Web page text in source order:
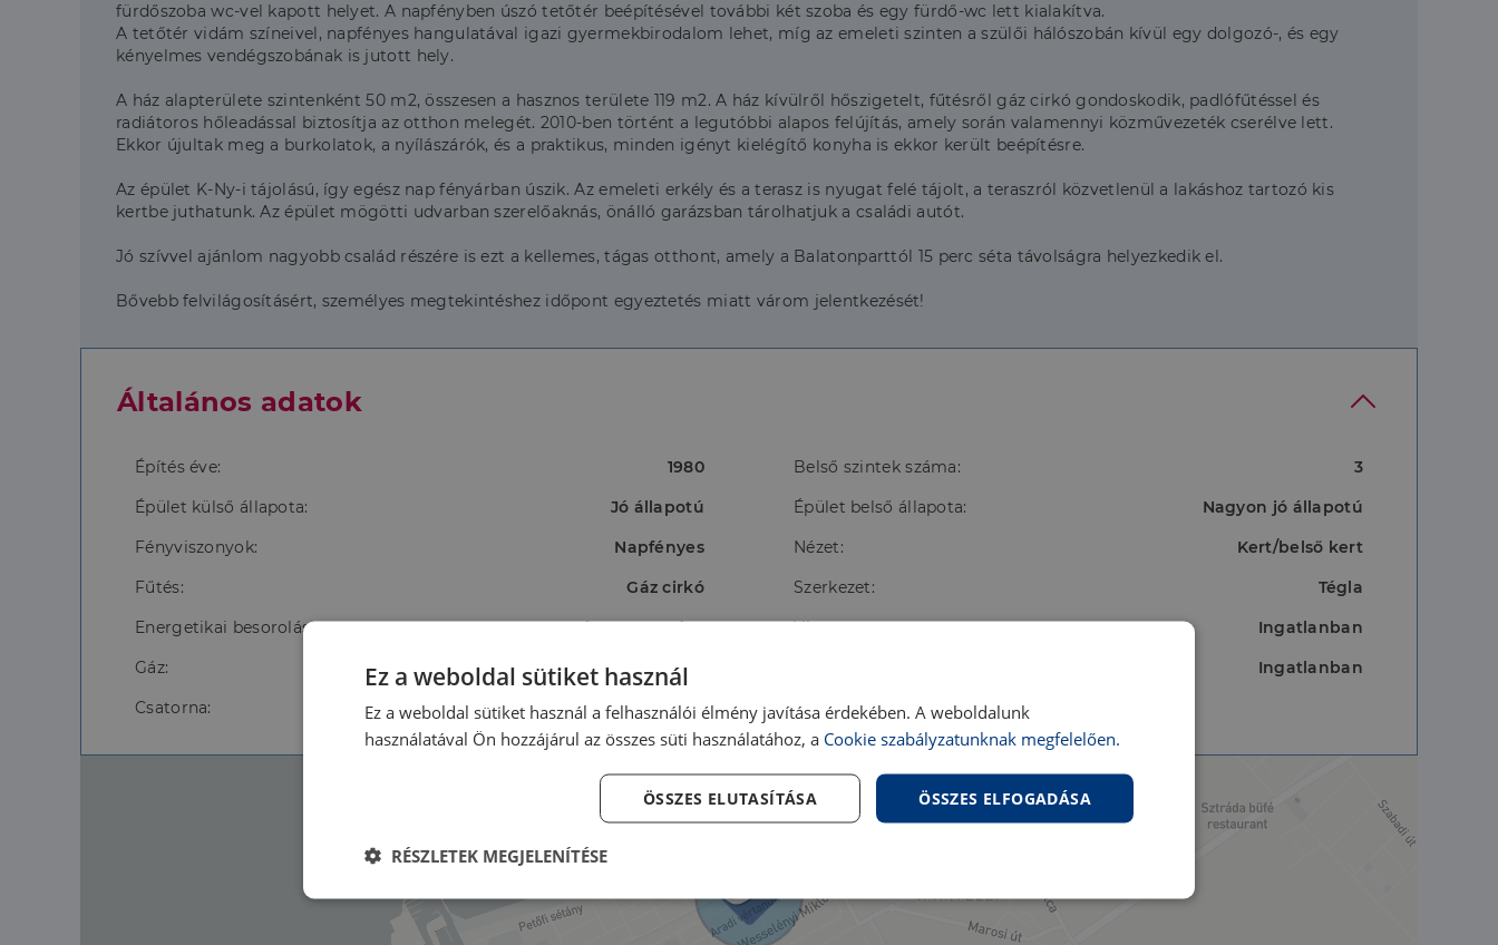
fürdőszoba wc-vel kapott helyet. A napfényben úszó tetőtér beépítésével további két szoba és egy fürdő-wc lett kialakítva.
A tetőtér vidám színeivel, napfényes hangulatával igazi gyermekbirodalom lehet, míg az emeleti szinten a szülői hálószobán kívül egy dolgozó-, és egy
kényelmes vendégszobának is jutott hely.
A ház alapterülete szintenként 50 m2, összesen a hasznos területe 119 m2. A ház kívülről hőszigetelt, fűtésről gáz cirkó gondoskodik, padlófűtéssel és
radiátoros hőleadással biztosítja az otthon melegét. 2010-ben történt a legutóbbi alapos felújítás, amely során valamennyi közművezeték cserélve lett.
Ekkor újultak meg a burkolatok, a nyílászárók, és a praktikus, minden igényt kielégítő konyha is ekkor került beépítésre.
Az épület K-Ny-i tájolású, így egész nap fényárban úszik. Az emeleti erkély és a terasz is nyugat felé tájolt, a teraszról közvetlenül a lakáshoz tartozó kis
kertbe juthatunk. Az épület mögötti udvarban szerelőaknás, önálló garázsban tárolhatjuk a családi autót.
Jó szívvel ajánlom nagyobb család részére is ezt a kellemes, tágas otthont, amely a Balatonparttól 15 perc séta távolságra helyezkedik el.
Bővebb felvilágosításért, személyes megtekintéshez időpont egyeztetés miatt várom jelentkezését!
Általános adatok
Építés éve: 1980 Belső szintek száma:
3
Épület külső állapota:
Jó állapotú Épület belső állapota:
Nagyon jó állapotú
Fényviszonyok:
Napfényes Nézet:
Kert/belső kert
Fűtés:
Gáz cirkó Szerkezet:
Tégla
Energetikai besorolás:
Nincs megadva Víz:
Ingatlanban
Gáz:
Ingatlanban
Ingatlanban
Csatorna:
Ingatlanban
Ez a weboldal sütiket használ
Ez a weboldal sütiket használ a felhasználói élmény javítása érdekében. A weboldalunk
használatával Ön hozzájárul az összes süti használatához, a Cookie szabályzatunknak megfelelően.
ÖSSZES ELFOGADÁSA
ÖSSZES ELUTASÍTÁSA
RÉSZLETEK MEGJELENÍTÉSE
Elengedhetetlenül
szükséges
Teljesítmény Célzás Funkcionalitás